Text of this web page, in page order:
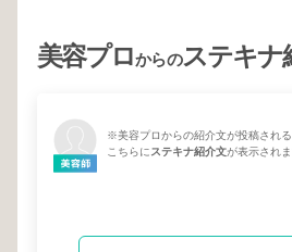
美容プロからのステキナ
※美容プロからの紹介文が投稿される
こちらにステキナ紹介文が表示され